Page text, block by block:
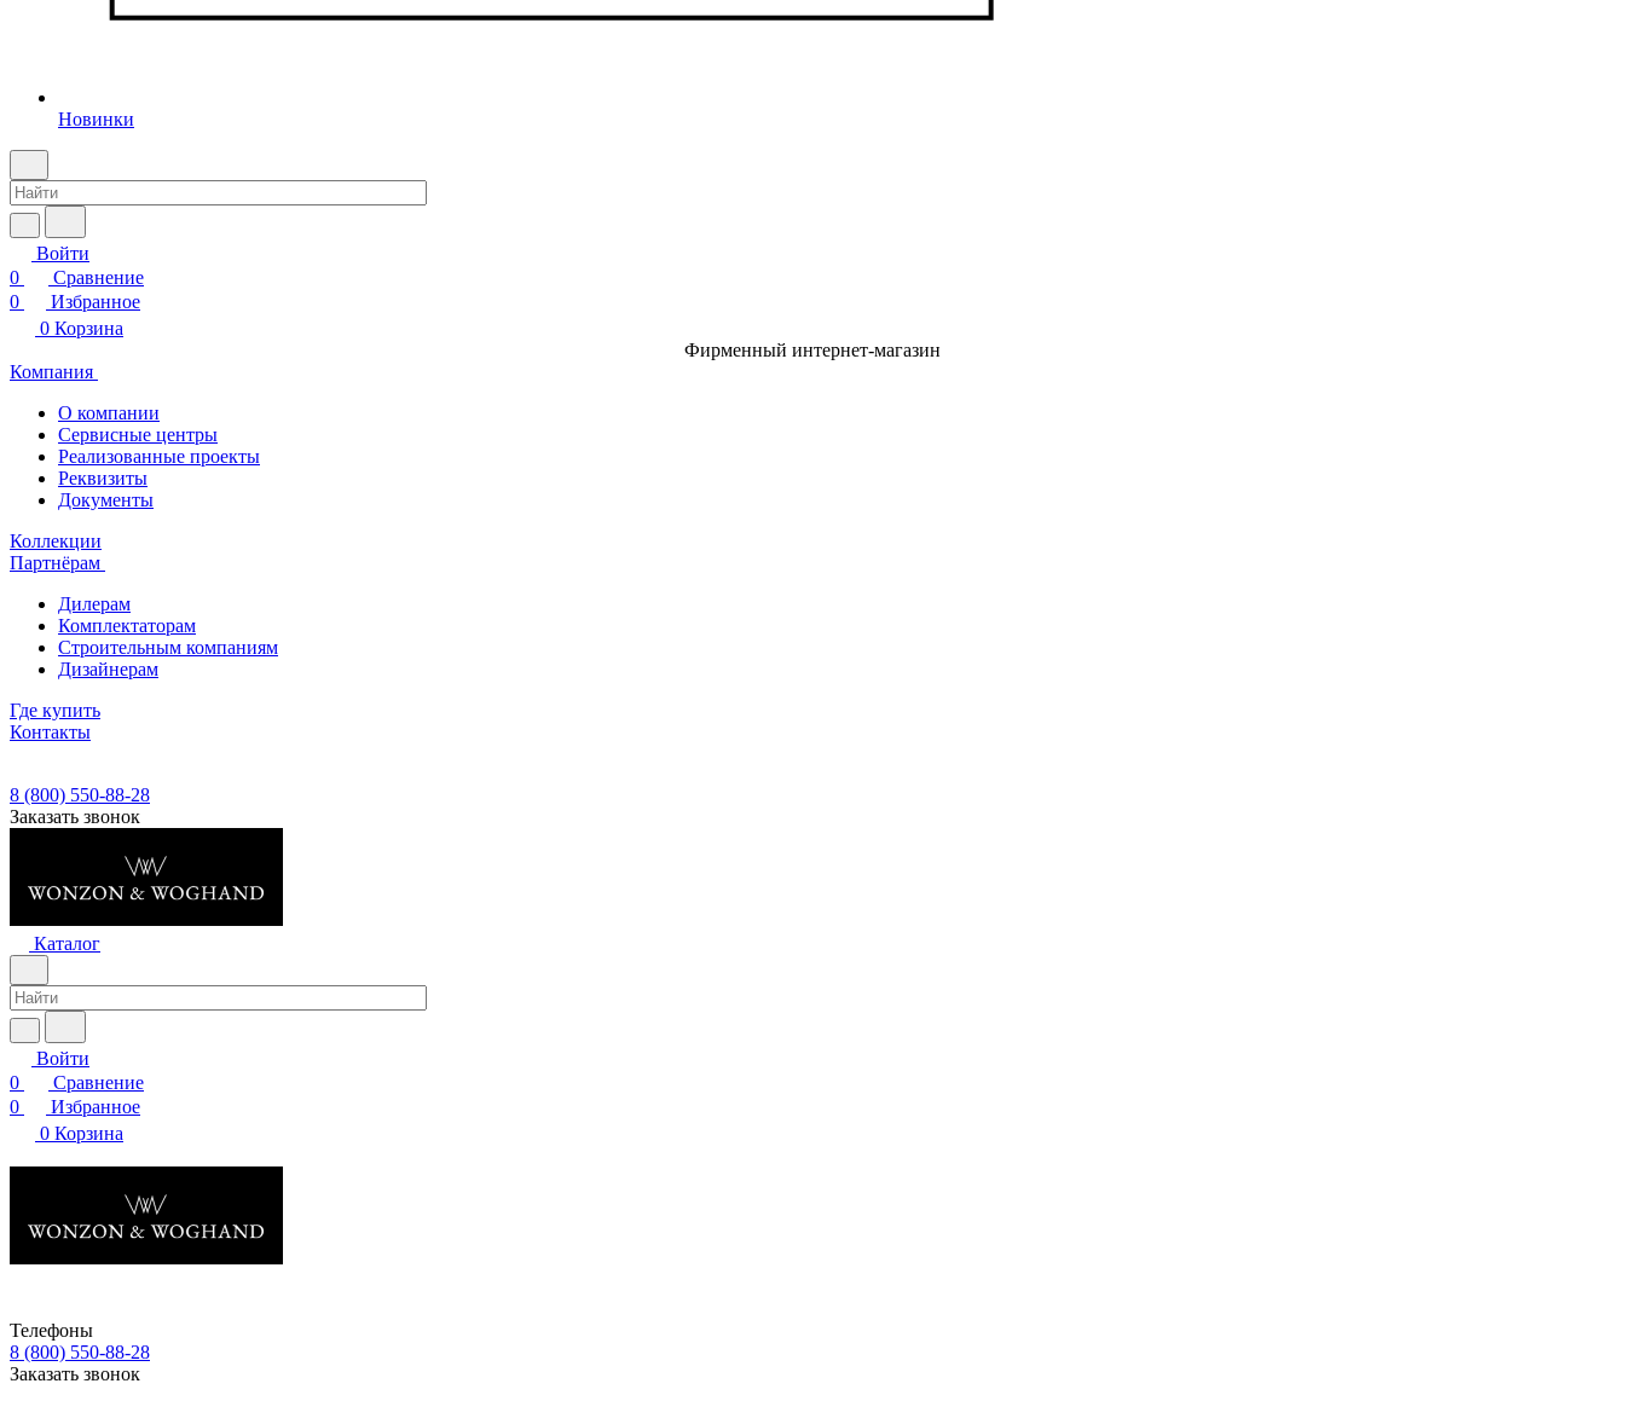
Новинки
Войти
0
Сравнение
0
Избранное
0 Корзина
Фирменный интернет-магазин
Компания
О компании
Сервисные центры
Реализованные проекты
Реквизиты
Документы
Коллекции
Партнёрам
Дилерам
Комплектаторам
Строительным компаниям
Дизайнерам
Где купить
Контакты
8 (800) 550-88-28
Заказать звонок
Каталог
Войти
0
Сравнение
0
Избранное
0 Корзина
Телефоны
8 (800) 550-88-28
Заказать звонок